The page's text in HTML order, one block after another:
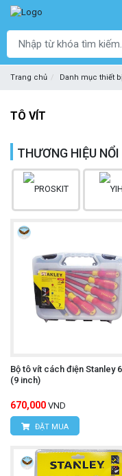
Trang chủ Danh mục thiết bị
TÔ VÍT
THƯƠNG HIỆU
Bộ tô vít cách điện Stanley
(9 inch)
670,000 VND
ĐẶT MUA